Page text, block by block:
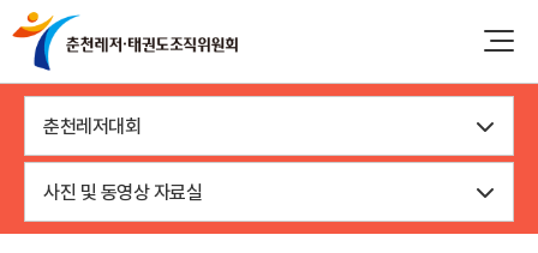
춘천레저대회
사진 및 동영상 자료실